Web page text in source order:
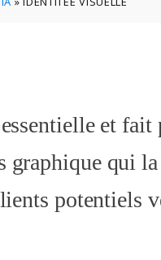
et
graphique qui
potentiels